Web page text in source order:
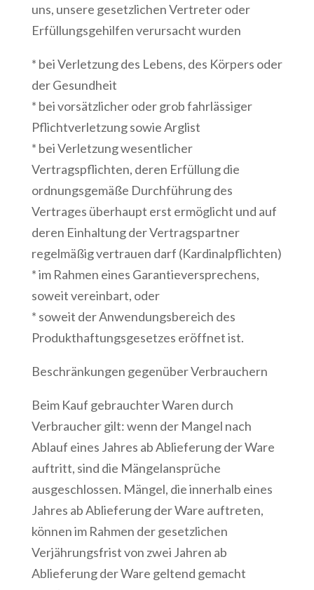
uns, unsere gesetzlichen Vertreter oder
Erfüllungsgehilfen verursacht wurden
* bei Verletzung des Lebens, des Körpers oder
der Gesundheit
* bei vorsätzlicher oder grob fahrlässiger
Pflichtverletzung sowie Arglist
* bei Verletzung wesentlicher
Vertragspflichten, deren Erfüllung die
ordnungsgemäße Durchführung des
Vertrages überhaupt erst ermöglicht und auf
deren Einhaltung der Vertragspartner
regelmäßig vertrauen darf (Kardinalpflichten)
* im Rahmen eines Garantieversprechens,
soweit vereinbart, oder
* soweit der Anwendungsbereich des
Produkthaftungsgesetzes eröffnet ist.
Beschränkungen gegenüber Verbrauchern
Beim Kauf gebrauchter Waren durch
Verbraucher gilt: wenn der Mangel nach
Ablauf eines Jahres ab Ablieferung der Ware
auftritt, sind die Mängelansprüche
ausgeschlossen. Mängel, die innerhalb eines
Jahres ab Ablieferung der Ware auftreten,
können im Rahmen der gesetzlichen
Verjährungsfrist von zwei Jahren ab
Ablieferung der Ware geltend gemacht